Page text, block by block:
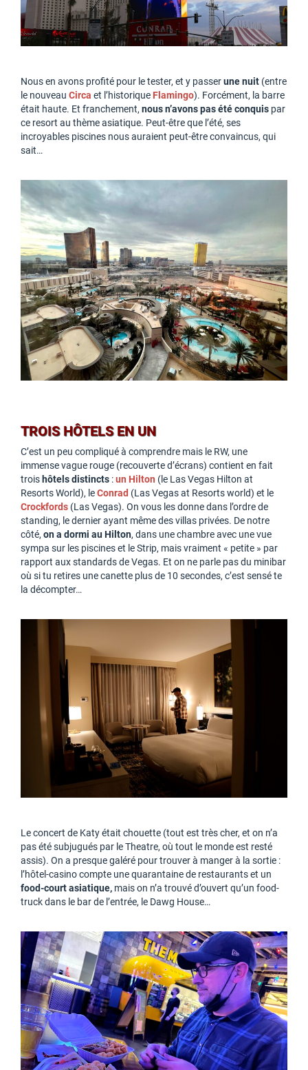
Nous en avons profité pour le tester, et y passerune nuit (entre
le nouveau Circa et l’historique Flamingo). Forcément, la barre
était haute. Et franchement, nous n’avons pas été conquis par
ce resort au thème asiatique. Peut-être que l’été, ses
incroyables piscines nous auraient peut-être convaincus, qui
sait…
TROIS HÔTELS EN UN
C’est un peu compliqué à comprendre mais le RW, une
immense vague rouge (recouverte d’écrans) contient en fait
trois hôtels distincts :un Hilton (le Las Vegas Hilton at
Resorts World), leConrad (Las Vegas at Resorts world) et le
Crockfords (Las Vegas). On vous les donne dans l’ordre de
standing, le dernier ayant même des villas privées. De notre
côté, on a dormi au Hilton, dans une chambre avec une vue
sympa sur les piscines et le Strip, mais vraiment « petite » par
rapport aux standards de Vegas. Et on ne parle pas du minibar
où si tu retires une canette plus de 10 secondes, c’est sensé te
la décompter…
Le concert de Katy était chouette (tout est très cher, et on n’a
pas été subjugués par le Theatre, où tout le monde est resté
assis). On a presque galéré pour trouver à manger à la sortie :
l’hôtel-casino compte une quarantaine de restaurants et un
food-court asiatique, mais on n’a trouvé d’ouvert qu’un food-
truck dans le bar de l’entrée, le Dawg House…